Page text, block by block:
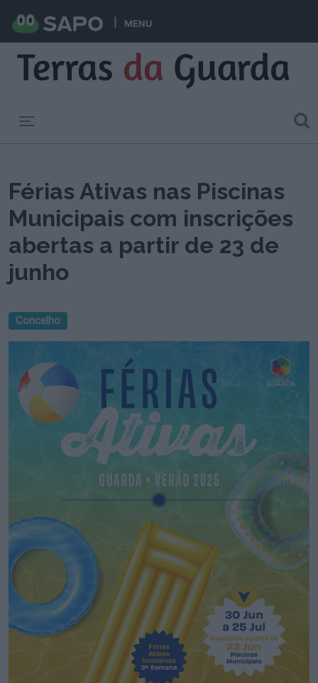
MENU
Férias Ativas nas Piscinas
Municipais com inscrições
abertas a partir de 23 de
junho
Concelho